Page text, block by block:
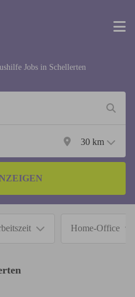
Jobs in Schellerten
30 km
Home-Office